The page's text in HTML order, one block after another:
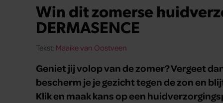
Win dit zomerse
DERMASENCE
Tekst: Maaike van Oostveen
Geniet jij volop van de zomer? Vergeet
bescherm je je gezicht tegen de zon en
Klik en maak kans op een